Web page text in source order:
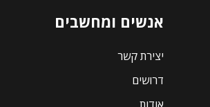
אנשים ומחשבים
יצירת קשר
דרושים